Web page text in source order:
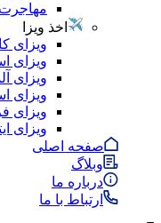
مهاجرت
اخذ ویزا
ویزای
ویزای
ویزای
ویزای
ویزای
ویزای
صفحه اصلی
وبلاگ
درباره ما
ارتباط با ما